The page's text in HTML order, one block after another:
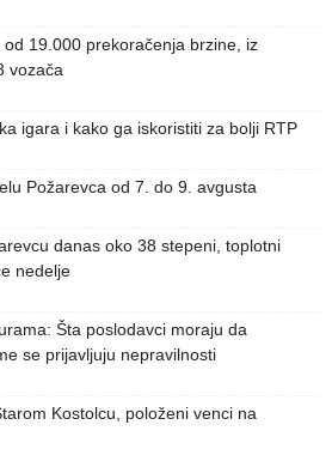
19.000 prekoračenja brzine, iz
vozača
igara i kako ga iskoristiti za bolji RTP
Požarevca od 7. do 9. avgusta
danas oko 38 stepeni, toplotni
nedelje
Šta poslodavci moraju da
se prijavljuju nepravilnosti
Kostolcu, položeni venci na